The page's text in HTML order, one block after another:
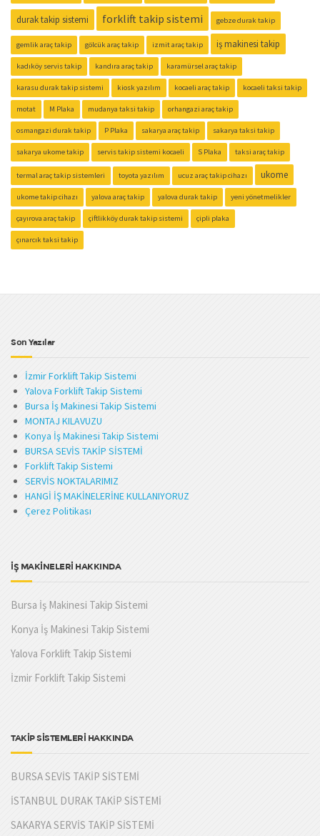
durak takip sistemi forklift takip sistemi gebze durak takip
gemlik araç takip gölcük araç takip izmit araç takip iş makinesi takip
kadıköy servis takip kandıra araç takip karamürsel araç takip
karasu durak takip sistemi kiosk yazılım kocaeli araç takip kocaeli taksi takip
motat M Plaka mudanya taksi takip orhangazi araç takip
osmangazi durak takip P Plaka sakarya araç takip sakarya taksi takip
sakarya ukome takip servis takip sistemi kocaeli S Plaka taksi araç takip
termal araç takip sistemleri toyota yazılım ucuz araç takip cihazı ukome
ukome takip cihazı yalova araç takip yalova durak takip yeni yönetmelikler
çayırova araç takip çiftlikköy durak takip sistemi çipli plaka
çınarcık taksi takip
Son Yazılar
İzmir Forklift Takip Sistemi
Yalova Forklift Takip Sistemi
Bursa İş Makinesi Takip Sistemi
MONTAJ KILAVUZU
Konya İş Makinesi Takip Sistemi
BURSA SEVİS TAKİP SİSTEMİ
Forklift Takip Sistemi
SERVİS NOKTALARIMIZ
HANGİ İŞ MAKİNELERİNE KULLANIYORUZ
Çerez Politikası
İŞ MAKİNELERİ HAKKINDA
Bursa İş Makinesi Takip Sistemi
Konya İş Makinesi Takip Sistemi
Yalova Forklift Takip Sistemi
İzmir Forklift Takip Sistemi
TAKİP SİSTEMLERİ HAKKINDA
BURSA SEVİS TAKİP SİSTEMİ
İSTANBUL DURAK TAKİP SİSTEMİ
SAKARYA SERVİS TAKİP SİSTEMİ